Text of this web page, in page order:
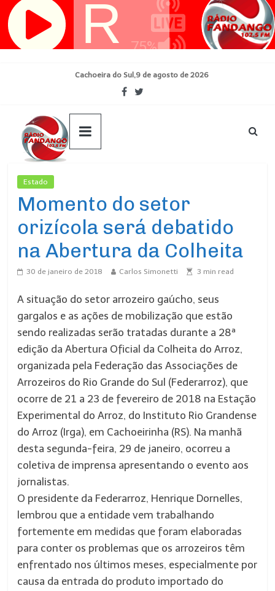
Pular
para
Cachoeira do Sul,9 de agosto de 2026
Estado
Momento do setor
orizícola será debatido
na Abertura da Colheita
30 de janeiro de 2018 Carlos Simonetti 3 min read
A situação do setor arrozeiro gaúcho, seus
gargalos e as ações de mobilização que estão
sendo realizadas serão tratadas durante a 28ª
edição da Abertura Oficial da Colheita do Arroz,
organizada pela Federação das Associações de
Arrozeiros do Rio Grande do Sul (Federarroz), que
ocorre de 21 a 23 de fevereiro de 2018 na Estação
Experimental do Arroz, do Instituto Rio Grandense
do Arroz (Irga), em Cachoeirinha (RS). Na manhã
desta segunda-feira, 29 de janeiro, ocorreu a
coletiva de imprensa apresentando o evento aos
jornalistas.
O presidente da Federarroz, Henrique Dornelles,
lembrou que a entidade vem trabalhando
fortemente em medidas que foram elaboradas
para conter os problemas que os arrozeiros têm
enfrentado nos últimos meses, especialmente por
causa da entrada do produto importado do